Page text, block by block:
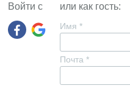
Войти с или как гость:
Имя *
Почта *